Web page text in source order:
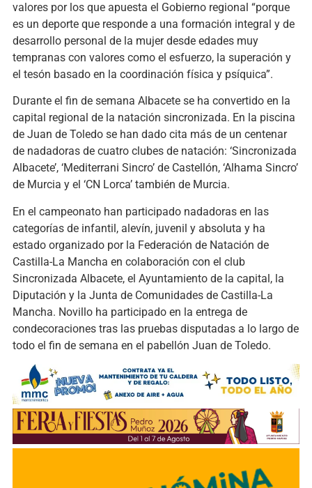
valores por los que apuesta el Gobierno regional “porque
es un deporte que responde a una formación integral y de
desarrollo personal de la mujer desde edades muy
tempranas con valores como el esfuerzo, la superación y
el tesón basado en la coordinación física y psíquica”.
Durante el fin de semana Albacete se ha convertido en la
capital regional de la natación sincronizada. En la piscina
de Juan de Toledo se han dado cita más de un centenar
de nadadoras de cuatro clubes de natación: ‘Sincronizada
Albacete’, ‘Mediterrani Sincro’ de Castellón, ‘Alhama Sincro’
de Murcia y el ‘CN Lorca’ también de Murcia.
En el campeonato han participado nadadoras en las
categorías de infantil, alevín, juvenil y absoluta y ha
estado organizado por la Federación de Natación de
Castilla-La Mancha en colaboración con el club
Sincronizada Albacete, el Ayuntamiento de la capital, la
Diputación y la Junta de Comunidades de Castilla-La
Mancha. Novillo ha participado en la entrega de
condecoraciones tras las pruebas disputadas a lo largo de
todo el fin de semana en el pabellón Juan de Toledo.